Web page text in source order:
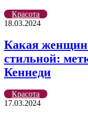
Красота
18.03.2024
Какая
стильной:
Кеннеди
Красота
17.03.2024